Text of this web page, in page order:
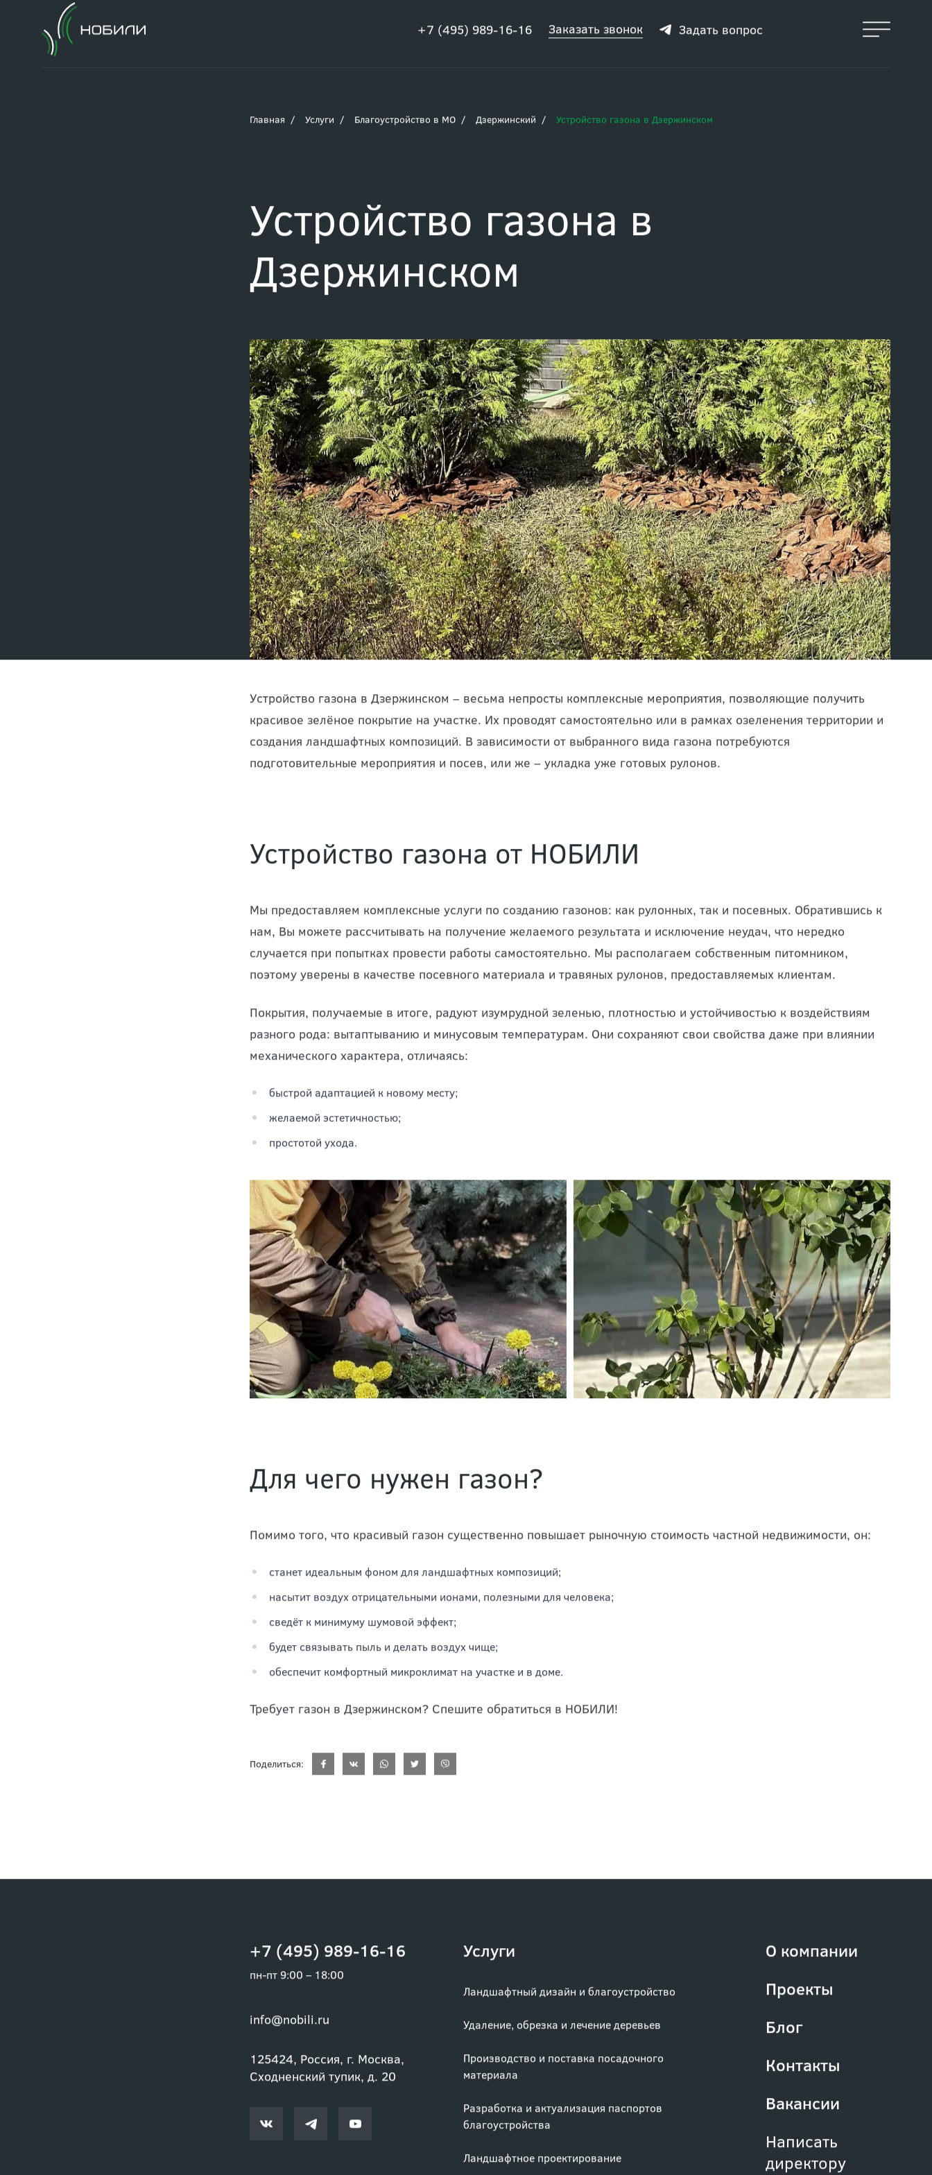
+7 (495) 989-16-16 Заказать звонок Задать вопрос
Главная Услуги Благоустройство в МО Дзержинский Устройство газона в Дзержинском
Устройство газона в
Дзержинском
Устройство газона в Дзержинском – весьма непросты комплексные мероприятия, позволяющие получить
красивое зелёное покрытие на участке. Их проводят самостоятельно или в рамках озеленения территории и
создания ландшафтных композиций. В зависимости от выбранного вида газона потребуются
подготовительные мероприятия и посев, или же – укладка уже готовых рулонов.
Устройство газона от НОБИЛИ
Мы предоставляем комплексные услуги по созданию газонов: как рулонных, так и посевных. Обратившись к
нам, Вы можете рассчитывать на получение желаемого результата и исключение неудач, что нередко
случается при попытках провести работы самостоятельно. Мы располагаем собственным питомником,
поэтому уверены в качестве посевного материала и травяных рулонов, предоставляемых клиентам.
Покрытия, получаемые в итоге, радуют изумрудной зеленью, плотностью и устойчивостью к воздействиям
разного рода: вытаптыванию и минусовым температурам. Они сохраняют свои свойства даже при влиянии
механического характера, отличаясь:
быстрой адаптацией к новому месту;
желаемой эстетичностью;
простотой ухода.
Для чего нужен газон?
Помимо того, что красивый газон существенно повышает рыночную стоимость частной недвижимости, он:
станет идеальным фоном для ландшафтных композиций;
насытит воздух отрицательными ионами, полезными для человека;
сведёт к минимуму шумовой эффект;
будет связывать пыль и делать воздух чище;
обеспечит комфортный микроклимат на участке и в доме.
Требует газон в Дзержинском? Спешите обратиться в НОБИЛИ!
Поделиться:
+7 (495) 989-16-16
пн-пт 9:00 – 18:00
info@nobili.ru
125424, Россия, г. Москва,
Сходненский тупик, д. 20
Услуги
Ландшафтный дизайн и благоустройство
Удаление, обрезка и лечение деревьев
Производство и поставка посадочного
материала
Разработка и актуализация паспортов
благоустройства
Ландшафтное проектирование
О компании
Проекты
Блог
Контакты
Вакансии
Написать
директору